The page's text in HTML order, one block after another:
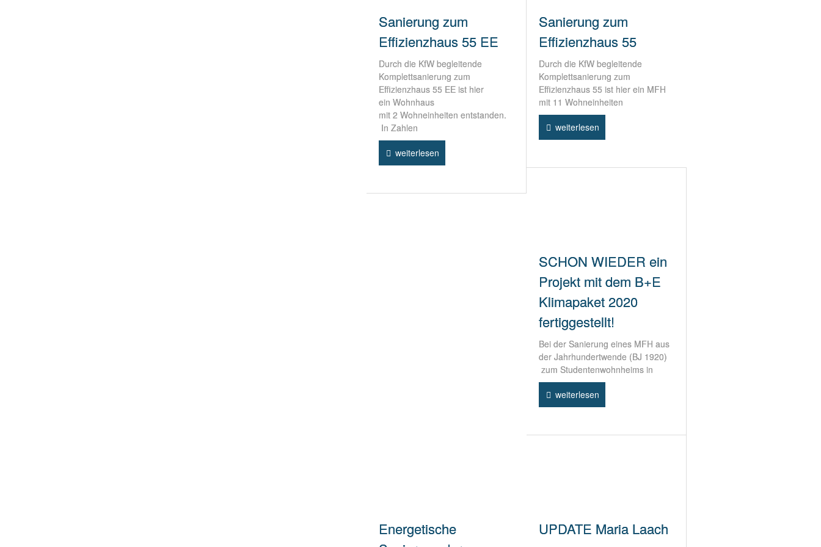
Sanierung zum
Effizienzhaus 55 EE
Durch die KfW begleitende
Komplettsanierung zum
Effizienzhaus 55 EE ist hier
ein Wohnhaus
mit 2 Wohneinheiten entstanden.
In Zahlen
weiterlesen
Sanierung zum
Effizienzhaus 55
Durch die KfW begleitende
Komplettsanierung zum
Effizienzhaus 55 ist hier ein MFH
mit 11 Wohneinheiten
weiterlesen
SCHON WIEDER ein
Projekt mit dem B+E
Klimapaket 2020
fertiggestellt!
Bei der Sanierung eines MFH aus
der Jahrhundertwende (BJ 1920)
zum Studentenwohnheims in
weiterlesen
Energetische
UPDATE Maria Laach